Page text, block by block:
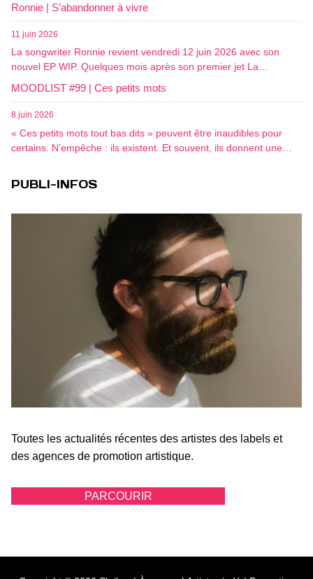
Ronnie | S’abandonner à vivre
11 juin 2026
La songwriter Ronnie revient vendredi 12 juin 2026 avec son
nouvel EP WIP. Quelques mois après son premier jet La…
MOODLIST #99 | Ces petits mots
8 juin 2026
« Ces petits mots tout bas dits » peuvent être inaudibles pour
certains. N’empêche : ils existent. Et souvent, ils donnent une…
PUBLI-INFOS
Toutes les actualités récentes des artistes des labels et
des agences de promotion artistique.
PARCOURIR